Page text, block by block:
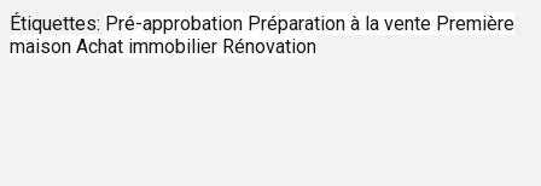
Étiquettes: Pré-approbation Préparation à la vente Première
maison Achat immobilier Rénovation